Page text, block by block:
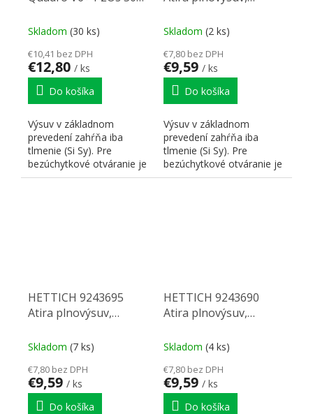
Skladom (30 ks)
€10,41 bez DPH
€12,80 / ks
Do košíka
Výsuv v základnom
prevedení zahŕňa iba
tlmenie (Si Sy). Pre
bezúchytkové otváranie je
nutné doplniť
350mm/30kg, bok
Skladom (2 ks)
€7,80 bez DPH
€9,59 / ks
Do košíka
Výsuv v základnom
prevedení zahŕňa iba
tlmenie (Si Sy). Pre
bezúchytkové otváranie je
nutné doplniť
HETTICH 9243695
Atira plnovýsuv,
350mm/30kg, bok
Skladom (7 ks)
€7,80 bez DPH
€9,59 / ks
Do košíka
HETTICH 9243690
Atira plnovýsuv,
260mm/30kg, bok
Skladom (4 ks)
€7,80 bez DPH
€9,59 / ks
Do košíka